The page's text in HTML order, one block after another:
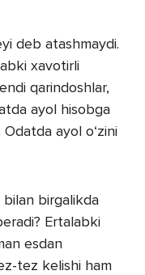
deb atashmaydi.
xavotirli
qarindoshlar,
ayol hisobga
ayol o‘zini
birgalikda
Ertalabki
esdan
tez kelishi ham